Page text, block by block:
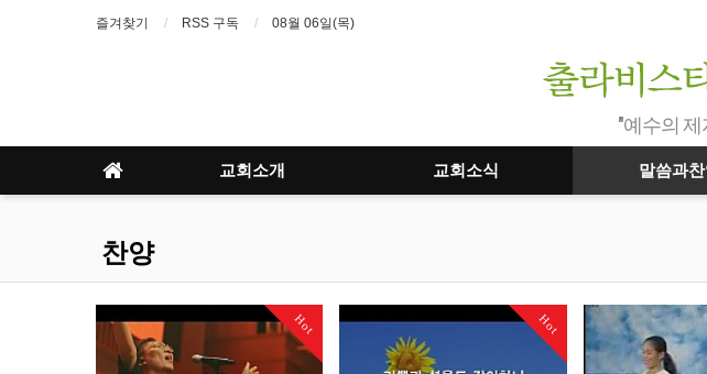
즐겨찾기 RSS 구독 08월 06일(목)
"예수의
교회소개 교회소식 말씀과
찬양
Hot Hot